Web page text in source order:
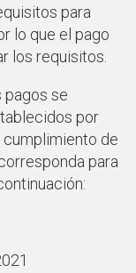
para
lo que el pago
los requisitos.
pagos se
por
cumplimiento de
para